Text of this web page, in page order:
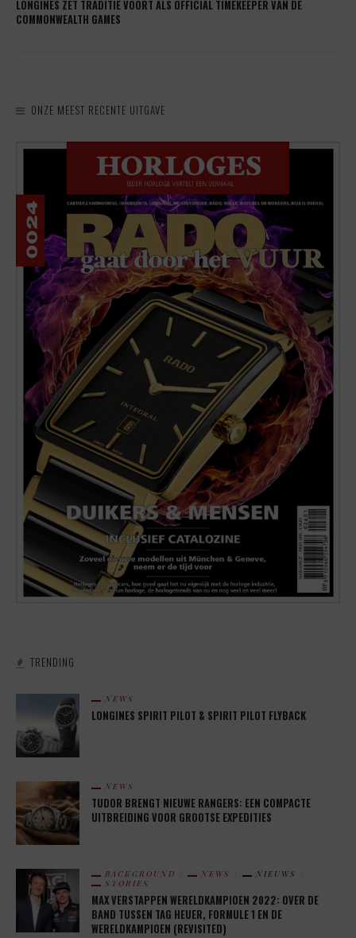
LONGINES ZET TRADITIE VOORT ALS OFFICIAL TIMEKEEPER VAN DE
COMMONWEALTH GAMES
ONZE MEEST RECENTE UITGAVE
TRENDING
NEWS
LONGINES SPIRIT PILOT & SPIRIT PILOT FLYBACK
NEWS
TUDOR BRENGT NIEUWE RANGERS: EEN COMPACTE
UITBREIDING VOOR GROOTSE EXPEDITIES
BACKGROUND NEWS
NIEUWS
STORIES
MAX VERSTAPPEN WERELDKAMPIOEN 2022: OVER DE
BAND TUSSEN TAG HEUER, FORMULE 1 EN DE
WERELDKAMPIOEN (REVISITED)